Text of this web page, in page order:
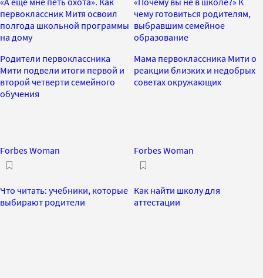
первоклассник Митя освоил
полгода школьной программы
на дому
Родители первоклассника
Мити подвели итоги первой и
второй четверти семейного
обучения
чему готовиться родителям,
выбравшим семейное
образование
Мама первоклассника Мити о
реакции близких и недобрых
советах окружающих
Forbes Woman
Что читать: учебники, которые
выбирают родители
Forbes Woman
Как найти школу для
аттестации